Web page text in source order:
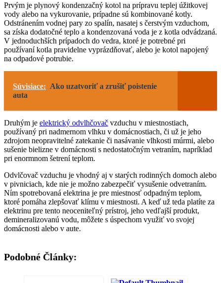
Prvým je plynový kondenzačný kotol na prípravu teplej úžitkovej
vody alebo na vykurovanie, prípadne sú kombinované kotly.
Odstránením vodnej pary zo spalín, nasatej s čerstvým vzduchom,
sa získa dodatočné teplo a kondenzovaná voda je z kotla odvádzaná.
V jednoduchších prípadoch do vedra, ktoré je potrebné pri
používaní kotla pravidelne vyprázdňovať, alebo je kotol napojený
na odpadové potrubie.
Súvisiace: Ako uzatvoriť a zrušiť poistenie
auta
Druhým je elektrický odvlhčovač vzduchu v miestnostiach,
používaný pri nadmernom vlhku v domácnostiach, či už je jeho
zdrojom neopravitelné zatekanie či nasávanie vlhkosti múrmi, alebo
sušenie bielizne v domácnosti s nedostatočným vetraním, napríklad
pri enormnom šetrení teplom.
Odvlčovač vzduchu je vhodný aj v starých rodinných domoch alebo
v pivniciach, kde nie je možno zabezpečiť vysušenie odvetraním.
Ním spotrebovaná elektrina je pre miestnosť odpadným teplom,
ktoré pomáha zlepšovať klímu v miestnosti. A keď už teda platíte za
elektrinu pre tento neoceniteľný prístroj, jeho vedľajší produkt,
demineralizovanú vodu, môžete s úspechom využiť vo svojej
domácnosti alebo v aute.
Podobné Články: